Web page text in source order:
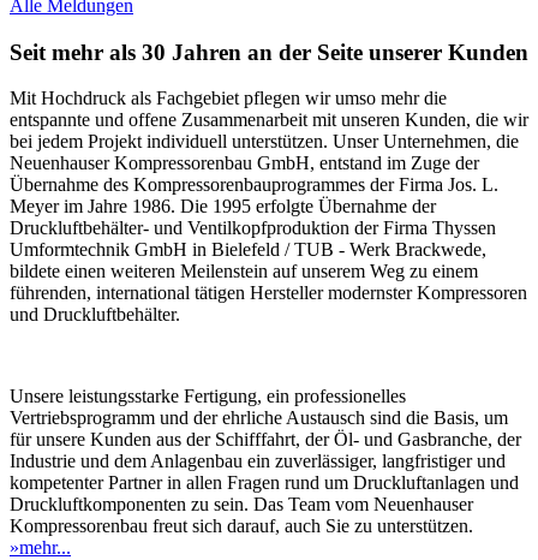
Alle Meldungen
Seit mehr als 30 Jahren an der Seite unserer Kunden
Mit Hochdruck als Fachgebiet pflegen wir umso mehr die
entspannte und offene Zusammenarbeit mit unseren Kunden, die wir
bei jedem Projekt individuell unterstützen. Unser Unternehmen, die
Neuenhauser Kompressorenbau GmbH, entstand im Zuge der
Übernahme des Kompressorenbauprogrammes der Firma Jos. L.
Meyer im Jahre 1986. Die 1995 erfolgte Übernahme der
Druckluftbehälter- und Ventilkopfproduktion der Firma Thyssen
Umformtechnik GmbH in Bielefeld / TUB - Werk Brackwede,
bildete einen weiteren Meilenstein auf unserem Weg zu einem
führenden, international tätigen Hersteller modernster Kompressoren
und Druckluftbehälter.
Unsere leistungsstarke Fertigung, ein professionelles
Vertriebsprogramm und der ehrliche Austausch sind die Basis, um
für unsere Kunden aus der Schifffahrt, der Öl- und Gasbranche, der
Industrie und dem Anlagenbau ein zuverlässiger, langfristiger und
kompetenter Partner in allen Fragen rund um Druckluftanlagen und
Druckluftkomponenten zu sein. Das Team vom Neuenhauser
Kompressorenbau freut sich darauf, auch Sie zu unterstützen.
»mehr...